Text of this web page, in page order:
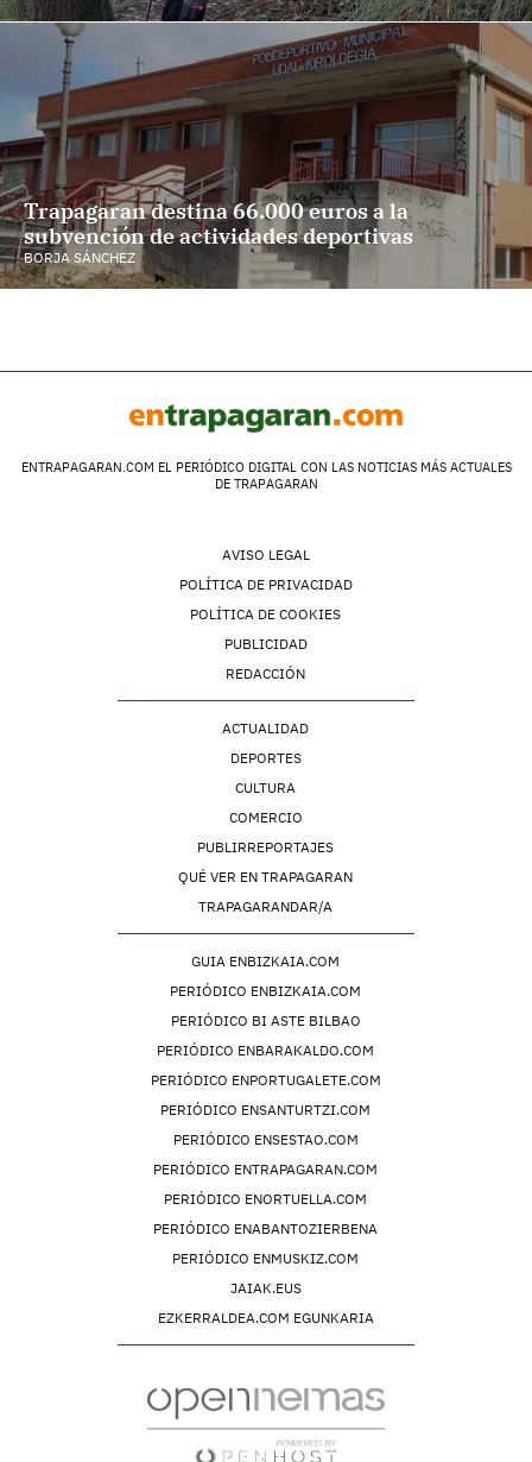
Trapagaran destina 66.000 euros a la
subvención de actividades deportivas
BORJA SÁNCHEZ
ENTRAPAGARAN.COM EL PERIÓDICO DIGITAL CON LAS NOTICIAS MÁS ACTUALES
DE TRAPAGARAN
AVISO LEGAL
POLÍTICA DE PRIVACIDAD
POLÍTICA DE COOKIES
PUBLICIDAD
REDACCIÓN
ACTUALIDAD
DEPORTES
CULTURA
COMERCIO
PUBLIRREPORTAJES
QUÉ VER EN TRAPAGARAN
TRAPAGARANDAR/A
GUIA ENBIZKAIA.COM
PERIÓDICO ENBIZKAIA.COM
PERIÓDICO BI ASTE BILBAO
PERIÓDICO ENBARAKALDO.COM
PERIÓDICO ENPORTUGALETE.COM
PERIÓDICO ENSANTURTZI.COM
PERIÓDICO ENSESTAO.COM
PERIÓDICO ENTRAPAGARAN.COM
PERIÓDICO ENORTUELLA.COM
PERIÓDICO ENABANTOZIERBENA
PERIÓDICO ENMUSKIZ.COM
JAIAK.EUS
EZKERRALDEA.COM EGUNKARIA